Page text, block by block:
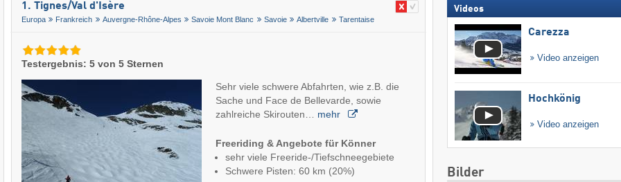
1. Tignes/​Val d'Isère
Europa Frankreich Auvergne-Rhône-Alpes Savoie Mont Blanc Savoie Albertville Tarentaise
Testergebnis: 5 von 5 Sternen
Sehr viele schwere Abfahrten, wie z.B. die
Sache und Face de Bellevarde, sowie
zahlreiche Skirouten… mehr
Freeriding & Angebote für Könner
sehr viele Freeride-/Tiefschneegebiete
Schwere Pisten: 60 km (20%)
Videos
Carezza
Video anzeigen
Hochkönig
Video anzeigen
Bilder